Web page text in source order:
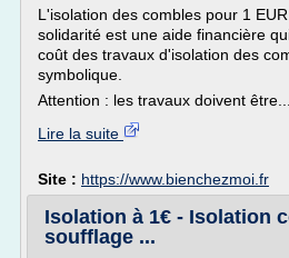
L'isolation des combles pour 1
solidarité est une aide financière
coût des travaux d'isolation des
symbolique.
Attention : les travaux doivent être...
Lire la suite
Site : https://www.bienchezmoi.fr
Isolation à 1€ - Isolation
soufflage ...